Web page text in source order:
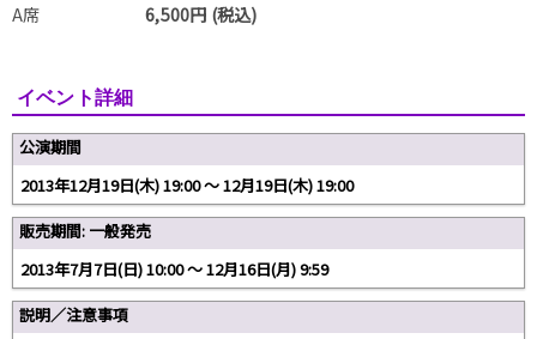
A席
6,500円 (税込)
イベント詳細
公演期間
2013年12月19日(木) 19:00 〜 12月19日(木) 19:00
販売期間: 一般発売
2013年7月7日(日) 10:00 〜 12月16日(月) 9:59
説明／注意事項